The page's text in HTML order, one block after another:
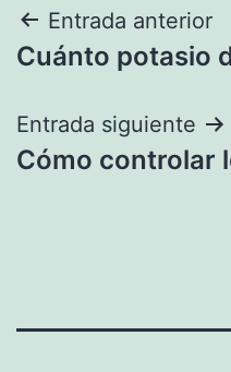
Navegación
de
entradas
Entrada anterior
Cuánto potasio
Entrada siguiente
Cómo controlar